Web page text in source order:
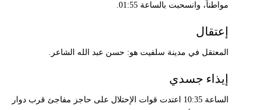
مواطناً، وانسحبت بالساعة 01:55.
إعتقال
المعتقل في مدينة سلفيت هو: حسن عبد الله الشاعر.
إيذاء جسدي
الساعة 10:35 اعتدت قوات الإحتلال على حاجز مفاجئ قرب دوار